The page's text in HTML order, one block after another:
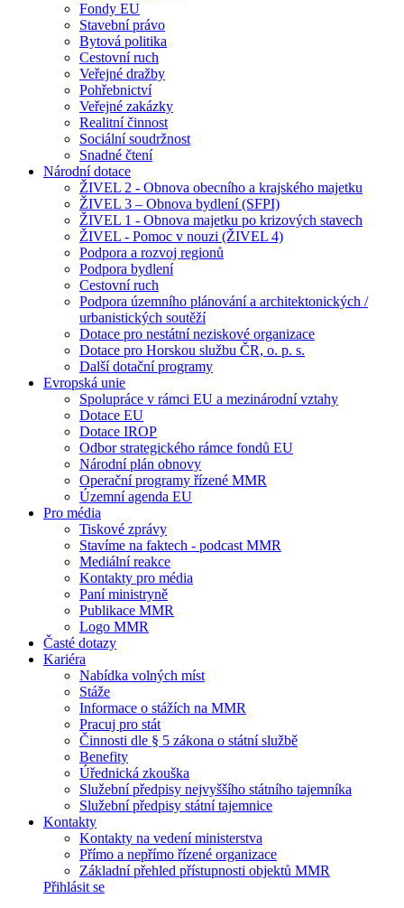
Fondy EU
Stavební právo
Bytová politika
Cestovní ruch
Veřejné dražby
Pohřebnictví
Veřejné zakázky
Realitní činnost
Sociální soudržnost
Snadné čtení
Národní dotace
ŽIVEL 2 - Obnova obecního a krajského majetku
ŽIVEL 3 – Obnova bydlení (SFPI)
ŽIVEL 1 - Obnova majetku po krizových stavech
ŽIVEL - Pomoc v nouzi (ŽIVEL 4)
Podpora a rozvoj regionů
Podpora bydlení
Cestovní ruch
Podpora územního plánování a architektonických /
urbanistických soutěží
Dotace pro nestátní neziskové organizace
Dotace pro Horskou službu ČR, o. p. s.
Další dotační programy
Evropská unie
Spolupráce v rámci EU a mezinárodní vztahy
Dotace EU
Dotace IROP
Odbor strategického rámce fondů EU
Národní plán obnovy
Operační programy řízené MMR
Územní agenda EU
Pro média
Tiskové zprávy
Stavíme na faktech - podcast MMR
Mediální reakce
Kontakty pro média
Paní ministryně
Publikace MMR
Logo MMR
Časté dotazy
Kariéra
Nabídka volných míst
Stáže
Informace o stážích na MMR
Pracuj pro stát
Činnosti dle § 5 zákona o státní službě
Benefity
Úřednická zkouška
Služební předpisy nejvyššího státního tajemníka
Služební předpisy státní tajemnice
Kontakty
Kontakty na vedení ministerstva
Přímo a nepřímo řízené organizace
Základní přehled přístupnosti objektů MMR
Přihlásit se